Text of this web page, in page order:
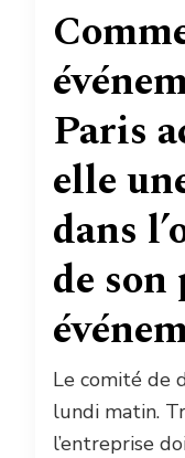
Paris
elle
dans
de
Le comité de
lundi matin.
l’entreprise